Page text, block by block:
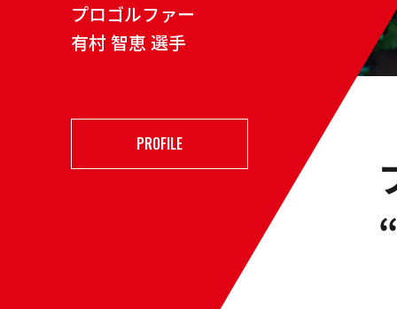
プロゴルファー
有村 智恵 選手
PROFILE